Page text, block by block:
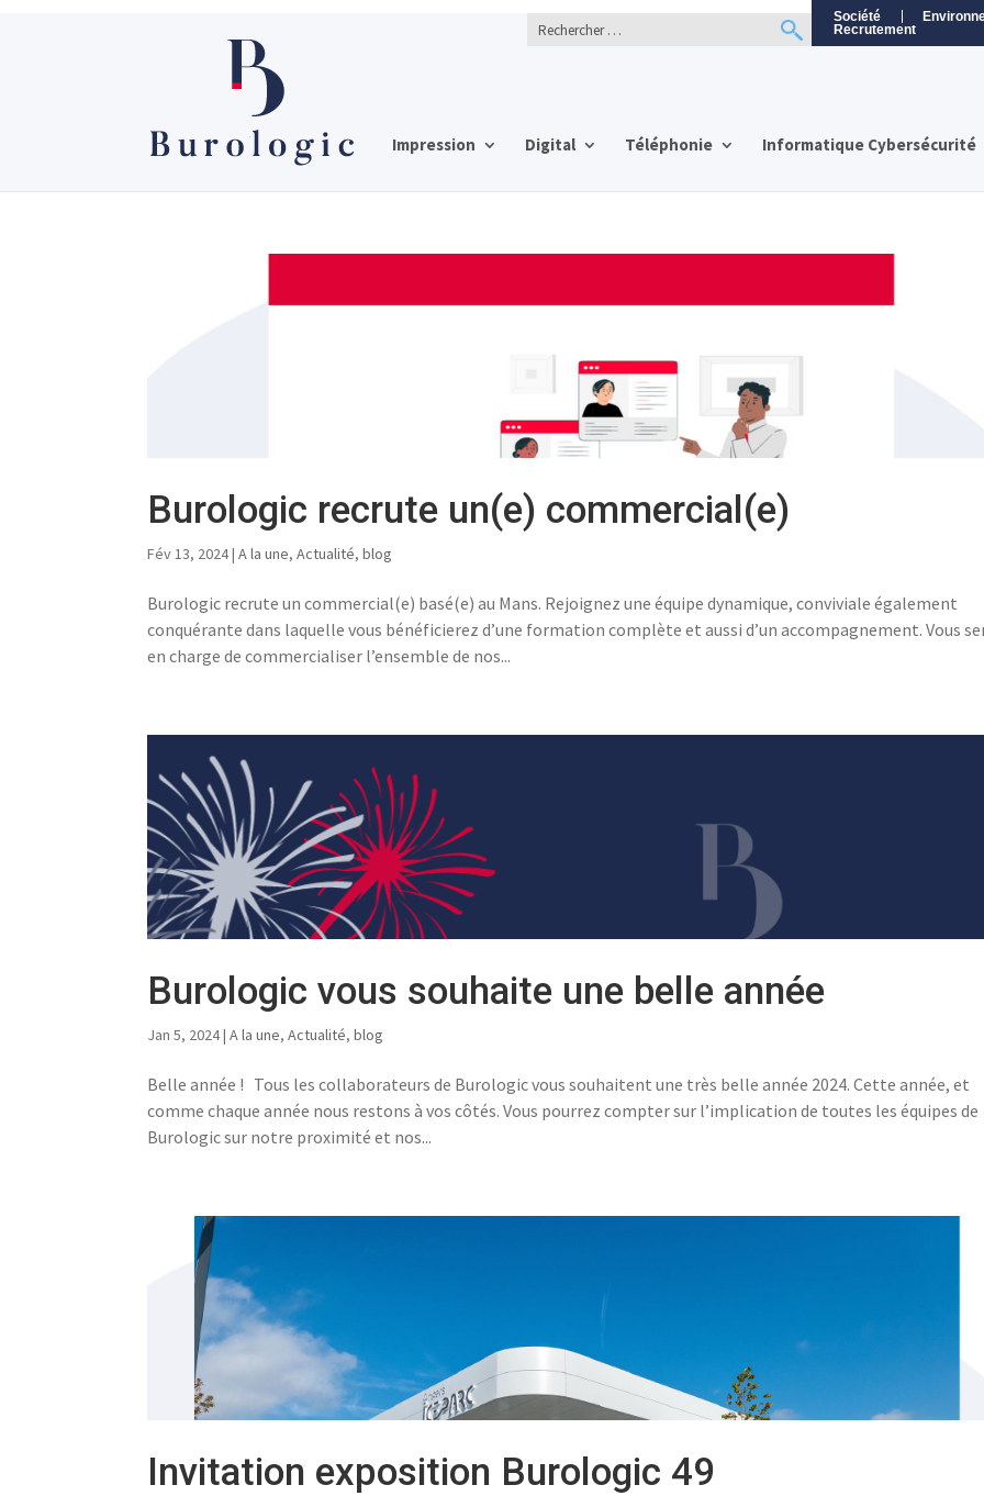
Société
Recrutement
Impression Digital Téléphonie Informatique Cybersécurité
Burologic recrute un(e) commercial(e)
Fév 13, 2024|A la une,Actualité,blog
Burologic recrute un commercial(e) basé(e) au Mans. Rejoignez une équipe dynamique, conviviale également
conquérante dans laquelle vous bénéficierez d’une formation complète et aussi d’un accompagnement. Vous
en charge de commercialiser l’ensemble de nos...
Burologic vous souhaite une belle année
Jan 5, 2024|A la une,Actualité,blog
Belle année ! Tous les collaborateurs de Burologic vous souhaitent une très belle année 2024. Cette année, et
comme chaque année nous restons à vos côtés. Vous pourrez compter sur l’implication de toutes les équipes de
Burologic sur notre proximité et nos...
Invitation exposition Burologic 49